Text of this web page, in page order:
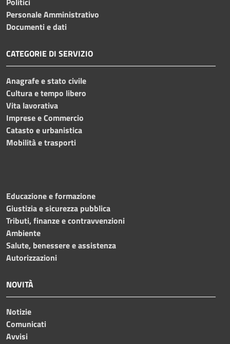
Personale Amministrativo
Documenti e dati
CATEGORIE DI SERVIZIO
Anagrafe e stato civile
Cultura e tempo libero
Vita lavorativa
Imprese e Commercio
Catasto e urbanistica
Mobilità e trasporti
Educazione e formazione
Giustizia e sicurezza pubblica
Tributi, finanze e contravvenzioni
Ambiente
Salute, benessere e assistenza
Autorizzazioni
NOVITÀ
Notizie
Comunicati
Avvisi